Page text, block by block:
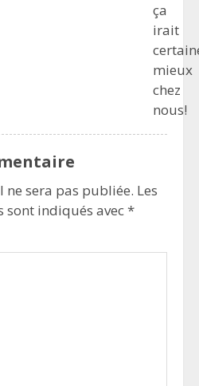
ça
irait
mieux
chez
nous!
ne sera pas publiée. Les
indiqués avec*